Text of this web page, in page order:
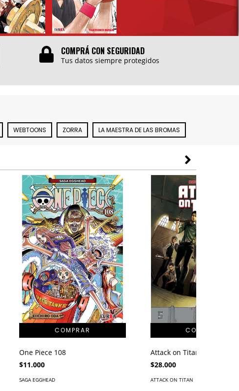
COMPRÁ CON SEGURIDAD
Tus datos siempre protegidos
WEBTOONS ZORRA LA MAESTRA DE LAS BROMAS
One Piece 108
$11.000
SAGA EGGHEAD
Attack on Titan Deluxe 05
$28.000
ATTACK ON TITAN